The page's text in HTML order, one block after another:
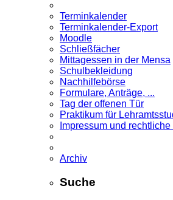
Terminkalender
Terminkalender-Export
Moodle
Schließfächer
Mittagessen in der Mensa
Schulbekleidung
Nachhilfebörse
Formulare, Anträge, ...
Tag der offenen Tür
Praktikum für
Impressum und
Archiv
Suche